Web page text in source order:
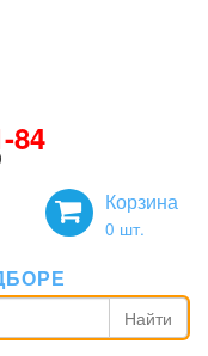
84
Корзина
0 шт.
Найти